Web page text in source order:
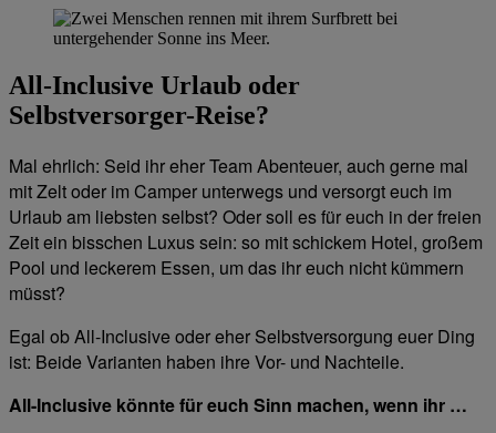
All-Inclusive Urlaub oder
Selbstversorger-Reise?
Mal ehrlich: Seid ihr eher Team Abenteuer, auch gerne mal
mit Zelt oder im Camper unterwegs und versorgt euch im
Urlaub am liebsten selbst? Oder soll es für euch in der freien
Zeit ein bisschen Luxus sein: so mit schickem Hotel, großem
Pool und leckerem Essen, um das ihr euch nicht kümmern
müsst?
Egal ob All-Inclusive oder eher Selbstversorgung euer Ding
ist: Beide Varianten haben ihre Vor- und Nachteile.
All-Inclusive könnte für euch Sinn machen, wenn ihr …